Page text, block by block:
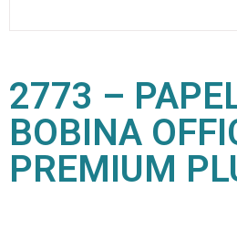
2773 –
BOBINA
PREMIUM